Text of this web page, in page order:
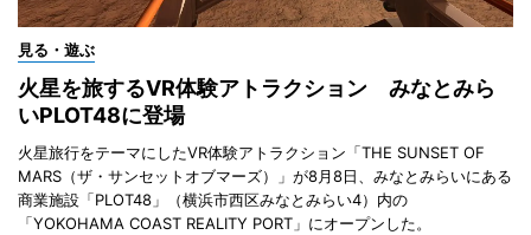
見る・遊ぶ
火星を旅するVR体験アトラクション みなとみら
いPLOT48に登場
火星旅行をテーマにしたVR体験アトラクション「THE SUNSET OF
MARS（ザ・サンセットオブマーズ）」が8月8日、みなとみらいにある
商業施設「PLOT48」（横浜市西区みなとみらい4）内の
「YOKOHAMA COAST REALITY PORT」にオープンした。